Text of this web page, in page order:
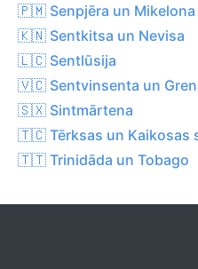
🇵🇲 Senpjēra un Mikelona
🇰🇳 Sentkitsa un Nevisa
🇱🇨 Sentlūsija
🇻🇨 Sentvinsenta un
🇸🇽 Sintmārtena
🇹🇨 Tērksas un Kaikosas
🇹🇹 Trinidāda un Tobago